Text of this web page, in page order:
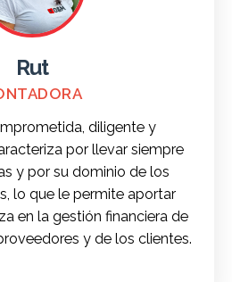
Rut
diligente y
por llevar siempre
y por su dominio de los
lo que le permite aportar
en la gestión financiera de
y de los clientes.